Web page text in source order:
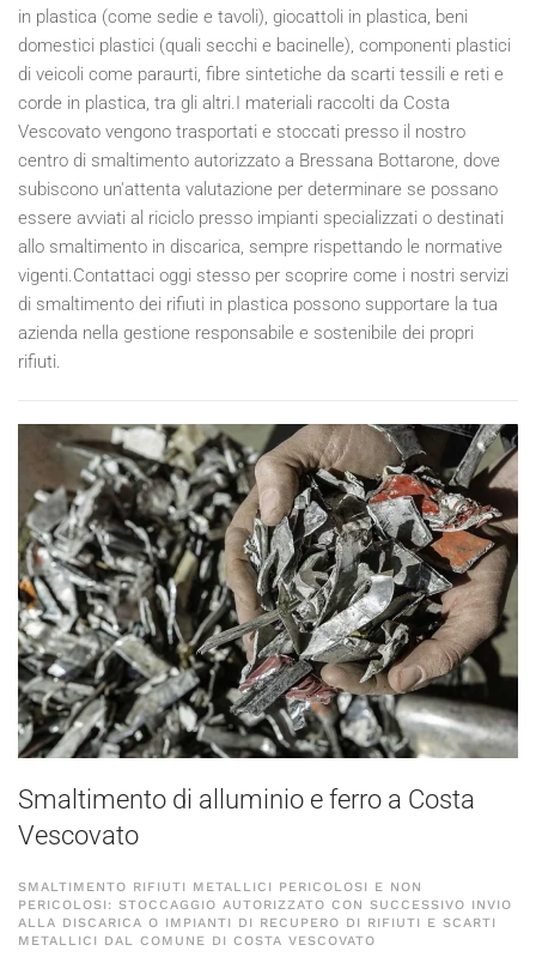
in plastica (come sedie e tavoli), giocattoli in plastica, beni
domestici plastici (quali secchi e bacinelle), componenti plastici
di veicoli come paraurti, fibre sintetiche da scarti tessili e reti e
corde in plastica, tra gli altri.I materiali raccolti da Costa
Vescovato vengono trasportati e stoccati presso il nostro
centro di smaltimento autorizzato a Bressana Bottarone, dove
subiscono un'attenta valutazione per determinare se possano
essere avviati al riciclo presso impianti specializzati o destinati
allo smaltimento in discarica, sempre rispettando le normative
vigenti.Contattaci oggi stesso per scoprire come i nostri servizi
di smaltimento dei rifiuti in plastica possono supportare la tua
azienda nella gestione responsabile e sostenibile dei propri
rifiuti.
Smaltimento di alluminio e ferro a Costa
Vescovato
SMALTIMENTO RIFIUTI METALLICI PERICOLOSI E NON
PERICOLOSI: STOCCAGGIO AUTORIZZATO CON SUCCESSIVO INVIO
ALLA DISCARICA O IMPIANTI DI RECUPERO DI RIFIUTI E SCARTI
METALLICI DAL COMUNE DI COSTA VESCOVATO